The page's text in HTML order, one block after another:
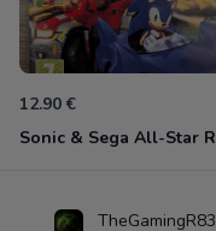
12.90 €
TheGamingR83